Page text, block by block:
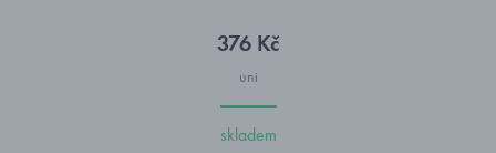
376 Kč
uni
skladem